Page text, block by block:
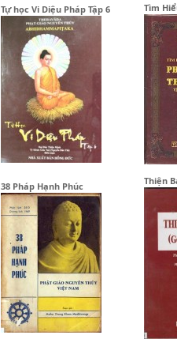
Tự học Vi Diệu Pháp Tập 6 Tìm
38 Pháp Hạnh Phúc Thiện